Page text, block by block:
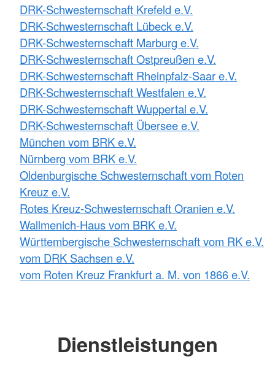
DRK-Schwesternschaft Krefeld e.V.
DRK-Schwesternschaft Lübeck e.V.
DRK-Schwesternschaft Marburg e.V.
DRK-Schwesternschaft Ostpreußen e.V.
DRK-Schwesternschaft Rheinpfalz-Saar e.V.
DRK-Schwesternschaft Westfalen e.V.
DRK-Schwesternschaft Wuppertal e.V.
DRK-Schwesternschaft Übersee e.V.
München vom BRK e.V.
Nürnberg vom BRK e.V.
Oldenburgische Schwesternschaft vom Roten
Kreuz e.V.
Rotes Kreuz-Schwesternschaft Oranien e.V.
Wallmenich-Haus vom BRK e.V.
Württembergische Schwesternschaft vom RK e.V.
vom DRK Sachsen e.V.
vom Roten Kreuz Frankfurt a. M. von 1866 e.V.
Dienstleistungen